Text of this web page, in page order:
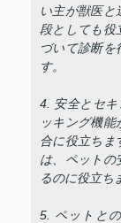
い主が獣医と
段としても役
づいて診断を
す。
4. 安全とセ
ッキング機
合に役立ちま
は、ペットの
るのに役立ち
5. ペットと